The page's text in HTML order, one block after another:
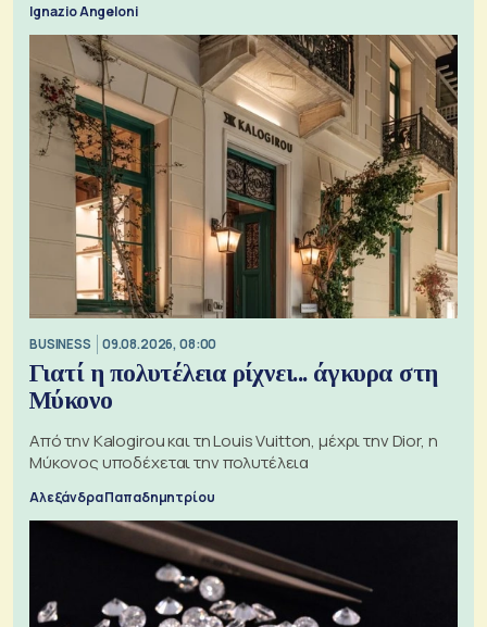
Ignazio Angeloni
BUSINESS 09.08.2026, 08:00
Γιατί η πολυτέλεια ρίχνει... άγκυρα στη
Μύκονο
Από την Kalogirou και τη Louis Vuitton, μέχρι την Dior, η
Μύκονος υποδέχεται την πολυτέλεια
Αλεξάνδρα Παπαδημητρίου